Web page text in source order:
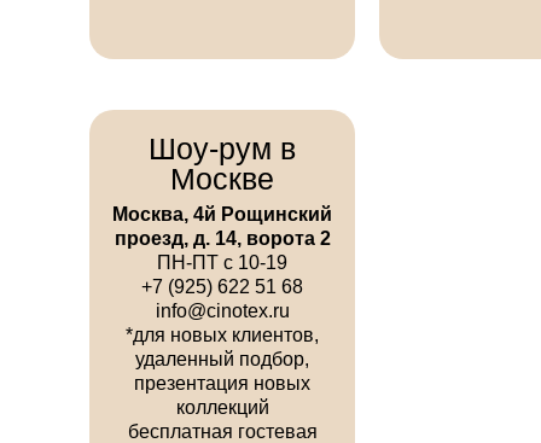
Шоу-рум в
Москве
Москва, 4й Рощинский
проезд, д. 14, ворота 2
ПН-ПТ с 10-19
+7 (925) 622 51 68
info@cinotex.ru
*для новых клиентов,
удаленный подбор,
презентация новых
коллекций
бесплатная гостевая